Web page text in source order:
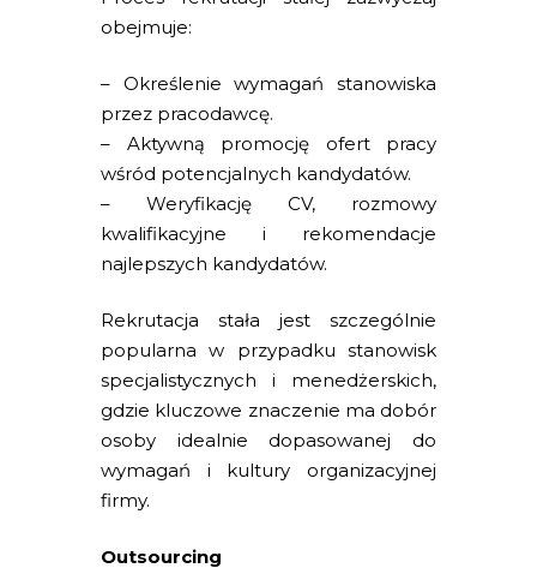
obejmuje:
– Określenie wymagań stanowiska
przez pracodawcę.
– Aktywną promocję ofert pracy
wśród potencjalnych kandydatów.
– Weryfikację CV, rozmowy
kwalifikacyjne i rekomendacje
najlepszych kandydatów.
Rekrutacja stała jest szczególnie
popularna w przypadku stanowisk
specjalistycznych i menedżerskich,
gdzie kluczowe znaczenie ma dobór
osoby idealnie dopasowanej do
wymagań i kultury organizacyjnej
firmy.
Outsourcing